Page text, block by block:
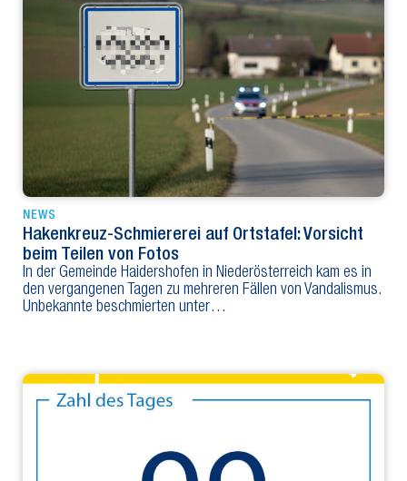
NEWS
Hakenkreuz-Schmiererei auf Ortstafel: Vorsicht
beim Teilen von Fotos
In der Gemeinde Haidershofen in Niederösterreich kam es in
den vergangenen Tagen zu mehreren Fällen von Vandalismus.
Unbekannte beschmierten unter…